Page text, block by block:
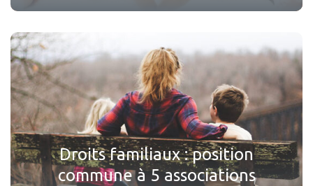
Droits familiaux : position
commune à 5 associations